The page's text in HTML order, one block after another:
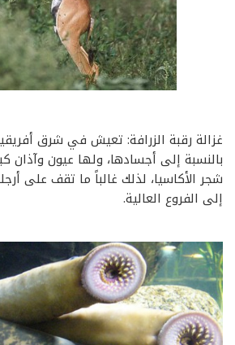
غزالة رقبة الزرافة: تعيش في شرق
بالنسبة إلى أجسادها، ولها عيون وآذان
شجر الأكاسيا، لذلك غالباً ما تقف على
إلى الفروع العالية.